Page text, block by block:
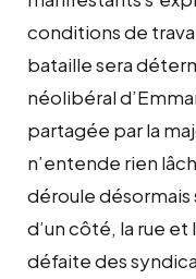
conditions de
bataille sera
néolibéral
partagée par la
n’entende rien
déroule désormais
d’un côté, la rue
défaite des